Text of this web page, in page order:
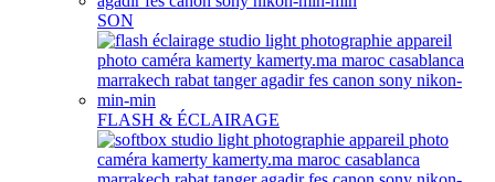
SON
FLASH & ÉCLAIRAGE